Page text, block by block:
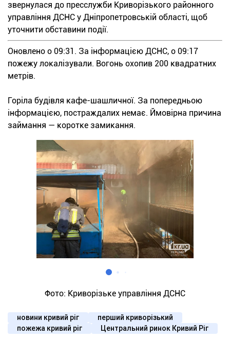
звернулася до пресслужби Криворізького районного
управління ДСНС у Дніпропетровській області, щоб
уточнити обставини події.
Оновлено о 09:31. За інформацією ДСНС, о 09:17
пожежу локалізували. Вогонь охопив 200 квадратних
метрів.
Горіла будівля кафе-шашличної. За попередньою
інформацією, постраждалих немає. Ймовірна причина
займання — коротке замикання.
Фото: Криворізьке управління ДСНС
новини кривий ріг
перший криворізький
пожежа кривий ріг
Центральний ринок Кривий Ріг